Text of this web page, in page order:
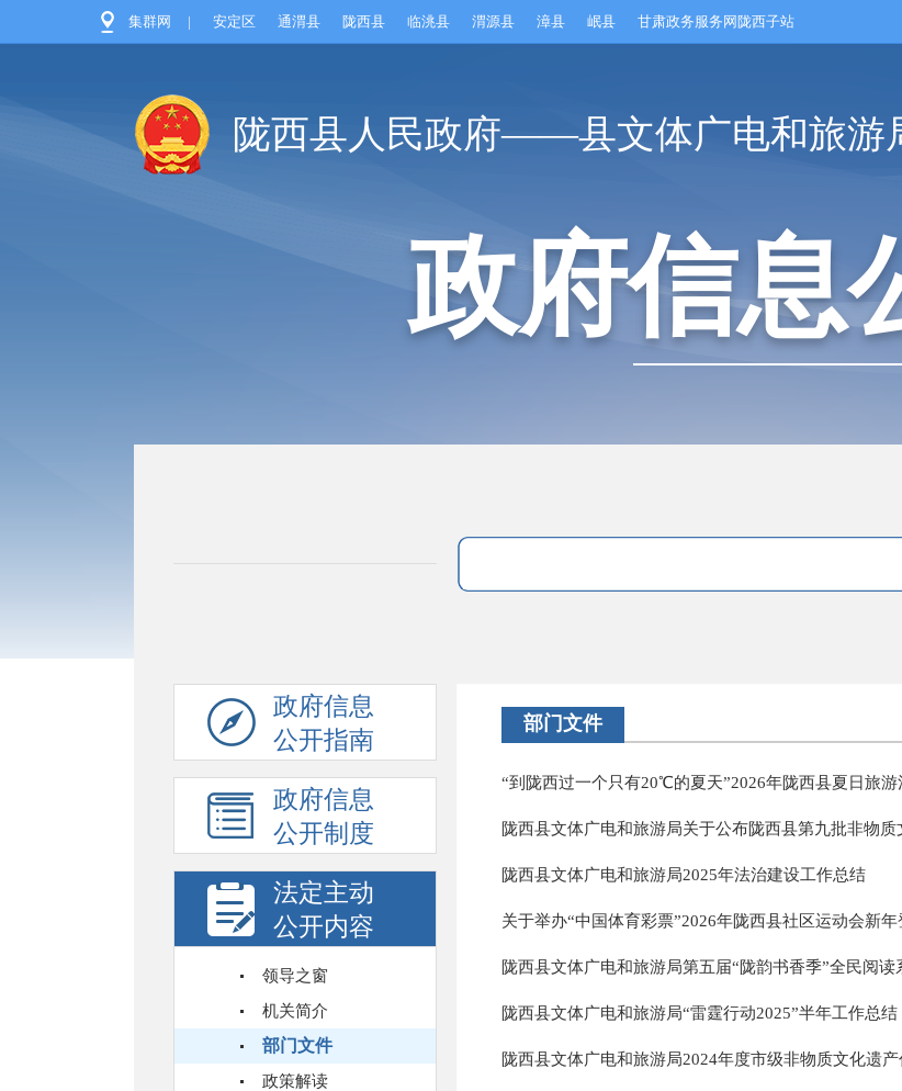
集群网 | 安定区 通渭县 陇西县 临洮县 渭源县 漳县 岷县 甘肃政务服务网陇西子站
陇西县人民政府——县文体广电和旅游
政府信息
政府信息
公开指南
政府信息
公开制度
法定主动
公开内容
领导之窗
机关简介
部门文件
政策解读
部门文件
“到陇西过一个只有20℃的夏天”2026年陇西县夏日旅游
陇西县文体广电和旅游局关于公布陇西县第九批非物
陇西县文体广电和旅游局2025年法治建设工作总结
关于举办“中国体育彩票”2026年陇西县社区运动会新
陇西县文体广电和旅游局第五届“陇韵书香季”全民阅
陇西县文体广电和旅游局“雷霆行动2025”半年工作总结
陇西县文体广电和旅游局2024年度市级非物质文化遗